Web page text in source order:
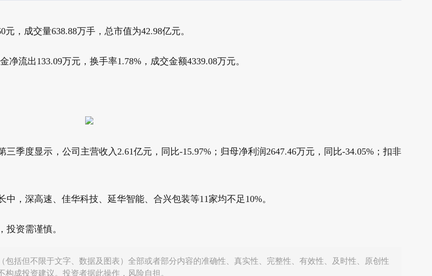
，成交量638.88万手，总市值为42.98亿元。
流出133.09万元，换手率1.78%，成交金额4339.08万元。
季度显示，公司主营收入2.61亿元，同比-15.97%；归母净利润2647.46万元，同比-34.05%；扣非
，深高速、佳华科技、延华智能、合兴包装等11家均不足10%。
资需谨慎。
括但不限于文字、数据及图表）全部或者部分内容的准确性、真实性、完整性、有效性、及时性、原创性
成投资建议。投资者据此操作，风险自担。